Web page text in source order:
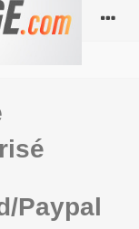
Paypal